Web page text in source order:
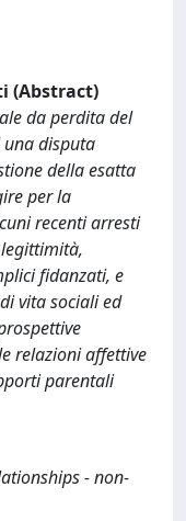
(Abstract)
da perdita del
disputa
della esatta
per la
recenti arresti
fidanzati, e
vita sociali ed
relazioni affettive
parentali
- non-